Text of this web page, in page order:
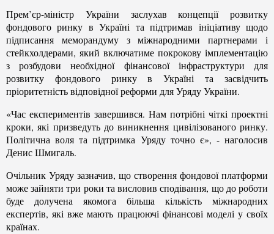
Прем’єр-міністр України заслухав концепції розвитку
фондового ринку в Україні та підтримав ініціативу щодо
підписання меморандуму з міжнародними партнерами і
стейкхолдерами, який включатиме покрокову імплементацію
з розбудови необхідної фінансової інфраструктури для
розвитку фондового ринку в Україні та засвідчить
пріоритетність відповідної реформи для Уряду України.
«Час експериментів завершився. Нам потрібні чіткі проектні
кроки, які призведуть до виникнення цивілізованого ринку.
Політична воля та підтримка Уряду точно є», - наголосив
Денис Шмигаль.
Очільник Уряду зазначив, що створення фондової платформи
може зайняти три роки та висловив сподівання, що до роботи
буде долучена якомога більша кількість міжнародних
експертів, які вже мають працюючі фінансові моделі у своїх
країнах.